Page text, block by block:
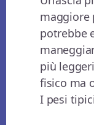
maggiore
potrebbe
più
fisico ma
I pesi